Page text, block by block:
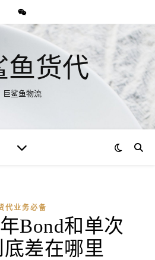
鱼货代
巨鲨鱼物流
代业务必备
Bond和单次
差在哪里